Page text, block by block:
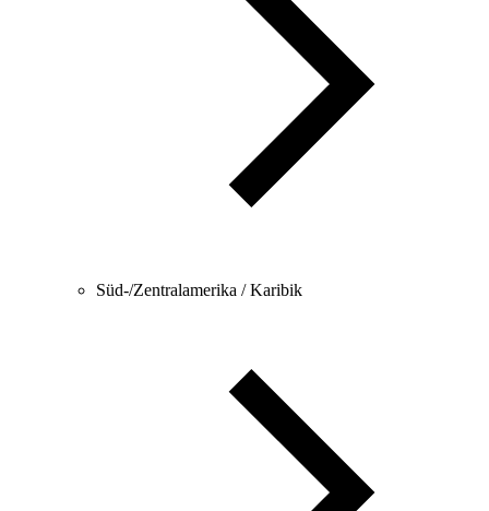
Süd-/Zentralamerika / Karibik